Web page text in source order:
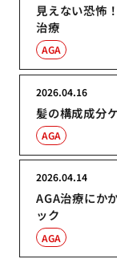
見えない恐怖
治療
AGA
髪の構成成分
2026.04.16
AGA
AGA治療にか
ック
2026.04.14
AGA